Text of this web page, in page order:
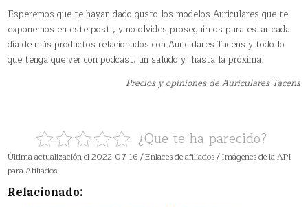
Esperemos que te hayan dado gusto los modelos Auriculares que te
exponemos en este post , y no olvides proseguirnos para estar cada
día de más productos relacionados con Auriculares Tacens y todo lo
que tenga que ver con podcast, un saludo y ¡hasta la próxima!
Precios y opiniones de Auriculares Tacens
¿Que te ha parecido?
Última actualización el 2022-07-16 / Enlaces de afiliados / Imágenes de la API
para Afiliados
Relacionado: